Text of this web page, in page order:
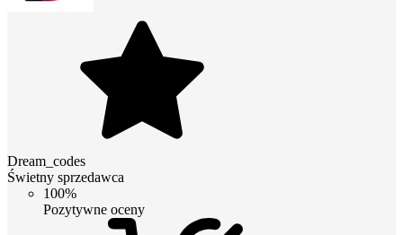
Dream_codes
Świetny sprzedawca
100%
Pozytywne oceny